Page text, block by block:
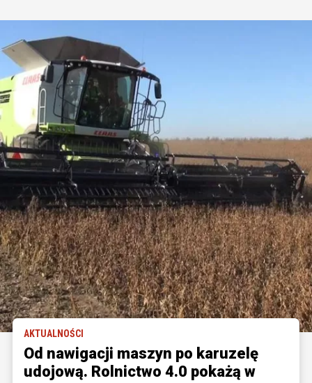
AKTUALNOŚCI
Od nawigacji maszyn po karuzelę
udojową. Rolnictwo 4.0 pokażą w